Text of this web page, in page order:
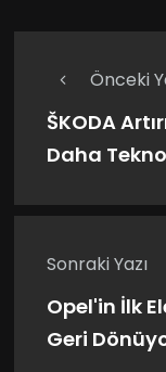
Önceki
ŠKODA
Daha
Sonraki Yazı
Opel'in İlk
Geri